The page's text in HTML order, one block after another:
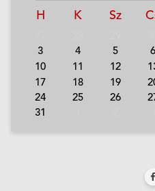
H K Sz
3
4 5 6
10
11 12
17
18 19
24
25 26
31